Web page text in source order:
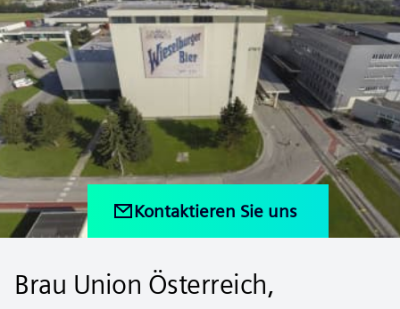
Kontaktieren Sie uns
Brau Union Österreich,